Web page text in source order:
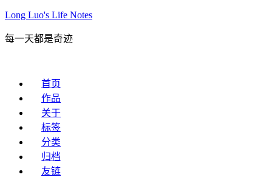
Long Luo's Life Notes
每一天都是奇迹
首页
作品
关于
标签
分类
归档
友链